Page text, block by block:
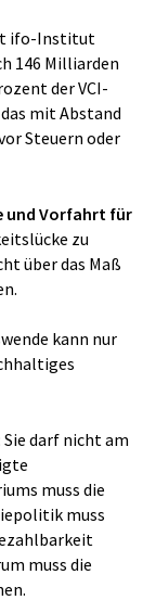
ifo-Institut
146 Milliarden
der VCI-
mit Abstand
Steuern oder
und Vorfahrt für
zu
über das Maß
kann nur
Sie darf nicht am
muss die
muss
muss die